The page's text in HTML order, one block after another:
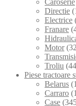
Directie
Electrice
Franare
Motor
Troliu
Piese tractoare
Belarus
Carraro
Case